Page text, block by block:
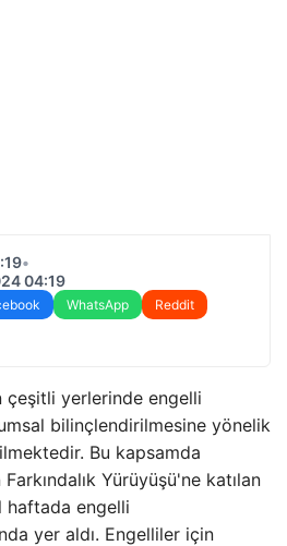
•
04:19
WhatsApp
Reddit
çeşitli yerlerinde engelli
bilinçlendirilmesine yönelik
Bu kapsamda
Yürüyüşü'ne katılan
haftada engelli
yer aldı. Engelliler için